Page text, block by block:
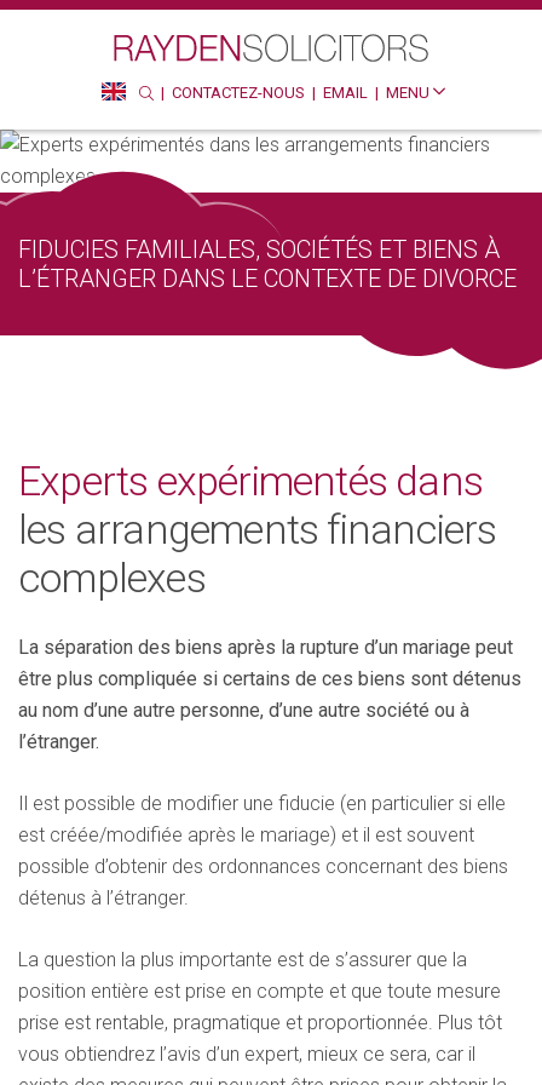
CONTACTEZ-NOUS EMAIL MENU
FIDUCIES FAMILIALES, SOCIÉTÉS ET BIENS À
L’ÉTRANGER DANS LE CONTEXTE DE DIVORCE
Experts expérimentés dans
les arrangements financiers
complexes
La séparation des biens après la rupture d’un mariage peut
être plus compliquée si certains de ces biens sont détenus
au nom d’une autre personne, d’une autre société ou à
l’étranger.
Il est possible de modifier une fiducie (en particulier si elle
est créée/modifiée après le mariage) et il est souvent
possible d’obtenir des ordonnances concernant des biens
détenus à l’étranger.
La question la plus importante est de s’assurer que la
position entière est prise en compte et que toute mesure
prise est rentable, pragmatique et proportionnée. Plus tôt
vous obtiendrez l’avis d’un expert, mieux ce sera, car il